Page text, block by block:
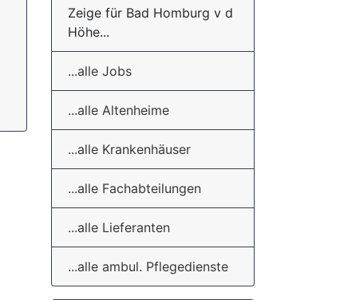
Zeige für Bad Homburg v d
Höhe...
...alle Jobs
...alle Altenheime
...alle Krankenhäuser
...alle Fachabteilungen
...alle Lieferanten
...alle ambul. Pflegedienste